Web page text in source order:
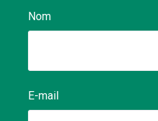
Nom
E-mail